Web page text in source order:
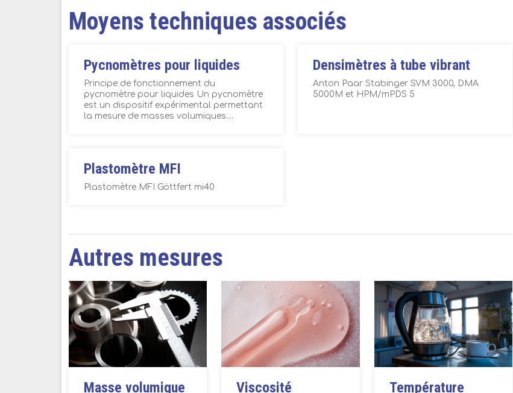
Moyens techniques associés
Pycnomètres pour liquides
Principe de fonctionnement du
pycnomètre pour liquides Un pycnomètre
est un dispositif expérimental permettant
la mesure de masses volumiques....
Densimètres à tube vibrant
Anton Paar Stabinger SVM 3000, DMA
5000M et HPM/mPDS 5
Plastomètre MFI
Plastomètre MFI Göttfert mi40
Autres mesures
Masse volumique Viscosité Température